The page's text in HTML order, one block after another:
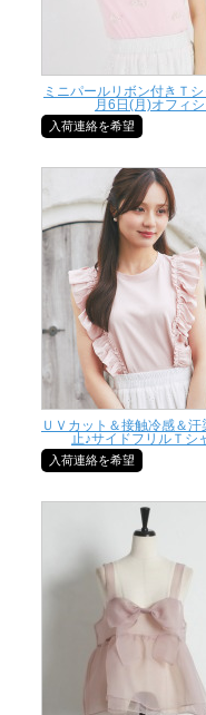
ミニパールリボン付きＴ
月6日(月)オフィ
入荷連絡を希望
ＵＶカット＆接触冷感＆汗
止♪サイドフリルＴシ
入荷連絡を希望